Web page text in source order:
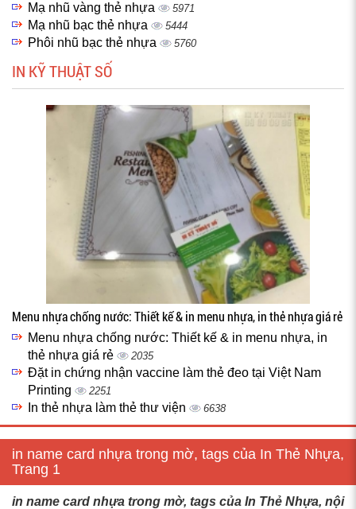
Mạ nhũ vàng thẻ nhựa 5971
Mạ nhũ bạc thẻ nhựa 5444
Phôi nhũ bạc thẻ nhựa 5760
IN KỸ THUẬT SỐ
Menu nhựa chống nước: Thiết kế & in menu nhựa, in thẻ nhựa giá rẻ
Menu nhựa chống nước: Thiết kế & in menu nhựa, in
thẻ nhựa giá rẻ
2035
Đặt in chứng nhận vaccine làm thẻ đeo tại Việt Nam
Printing
2251
In thẻ nhựa làm thẻ thư viện 6638
in name card nhựa trong mờ, tags của In Thẻ Nhựa,
Trang 1
in name card nhựa trong mờ, tags của In Thẻ Nhựa, nội